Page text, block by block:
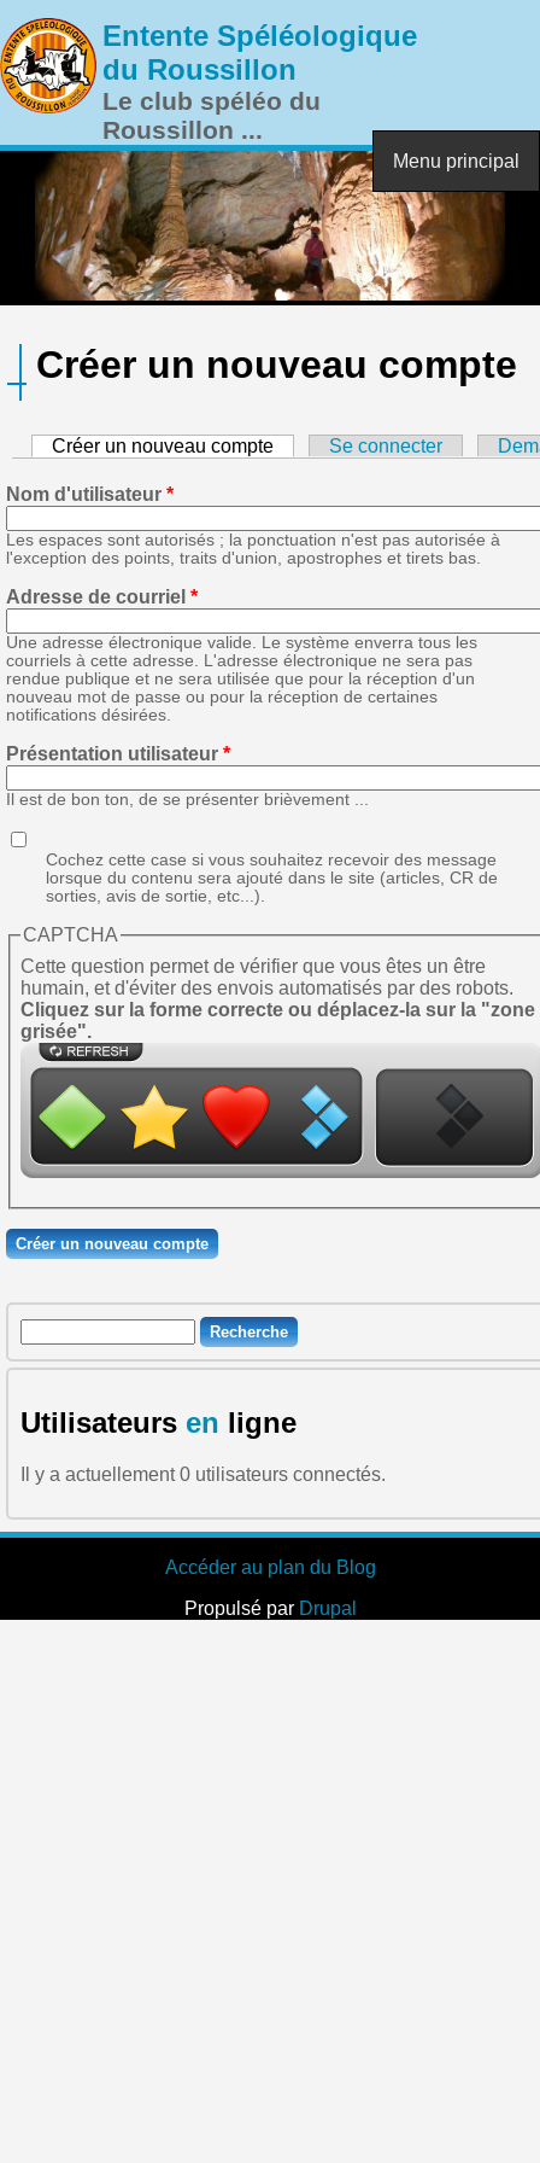
Entente Spéléologique
du Roussillon
Le club spéléo du
Roussillon ...
Menu principal
Créer un nouveau compte
Créer un nouveau compte (onglet actif)Se connecter
Nom d'utilisateur *
Les espaces sont autorisés ; la ponctuation n'est pas autorisée à
l'exception des points, traits d'union, apostrophes et tirets bas.
Adresse de courriel *
Une adresse électronique valide. Le système enverra tous les
courriels à cette adresse. L'adresse électronique ne sera pas
rendue publique et ne sera utilisée que pour la réception d'un
nouveau mot de passe ou pour la réception de certaines
notifications désirées.
Présentation utilisateur *
Il est de bon ton, de se présenter brièvement ...
Cochez cette case si vous souhaitez recevoir des message
lorsque du contenu sera ajouté dans le site (articles, CR de
sorties, avis de sortie, etc...).
CAPTCHA
Cette question permet de vérifier que vous êtes un être
humain, et d'éviter des envois automatisés par des robots.
Cliquez sur la forme correcte ou déplacez-la sur la "zone
grisée".
Formulaire de recherche
Recherche
Utilisateurs en ligne
Il y a actuellement 0 utilisateurs connectés.
Accéder au plan du Blog
Propulsé par Drupal